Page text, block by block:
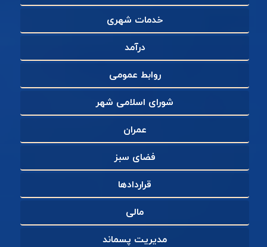
خدمات شهری
درآمد
روابط عمومی
شورای اسلامی شهر
عمران
فضای سبز
قراردادها
مالی
مدیریت پسماند